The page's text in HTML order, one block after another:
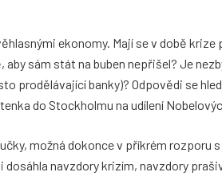
ekonomy. Mají se v době
sám stát na buben nepřišel? Je
prodělávající banky)? Odpovědi se
do Stockholmu na udílení
možná dokonce v příkrém rozporu
navzdory krizím, navzdory